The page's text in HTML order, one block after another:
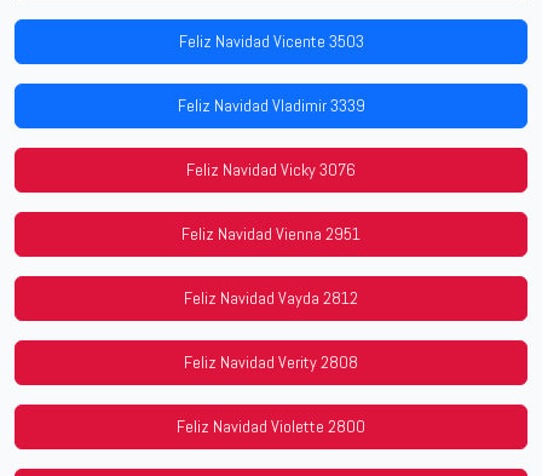
Feliz Navidad Vicente 3503
Feliz Navidad Vladimir 3339
Feliz Navidad Vicky 3076
Feliz Navidad Vienna 2951
Feliz Navidad Vayda 2812
Feliz Navidad Verity 2808
Feliz Navidad Violette 2800